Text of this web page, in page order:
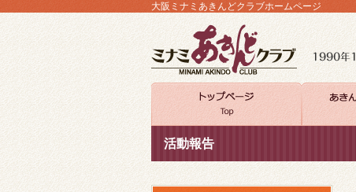
大阪ミナミあきんどクラブホームページ
活動報告